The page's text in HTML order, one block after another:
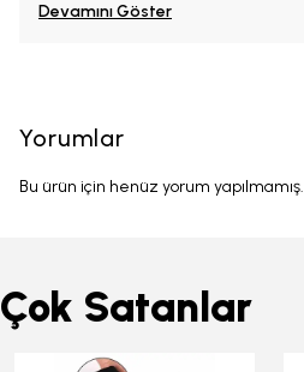
Devamını Göster
Yorumlar
Bu ürün için henüz yorum yapılmamış.
Çok Satanlar